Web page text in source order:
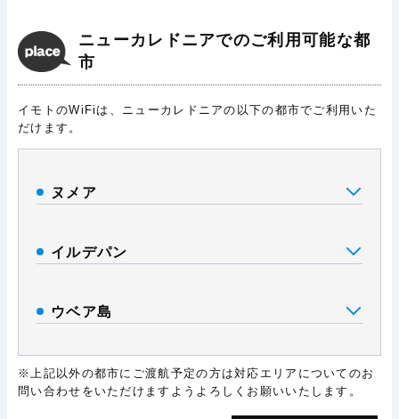
ニューカレドニアでのご利用可能な都
市
イモトのWiFiは、ニューカレドニアの以下の都市でご利用いた
だけます。
ヌメア
イルデパン
ウベア島
※上記以外の都市にご渡航予定の方は対応エリアについてのお
問い合わせをいただけますようよろしくお願いいたします。